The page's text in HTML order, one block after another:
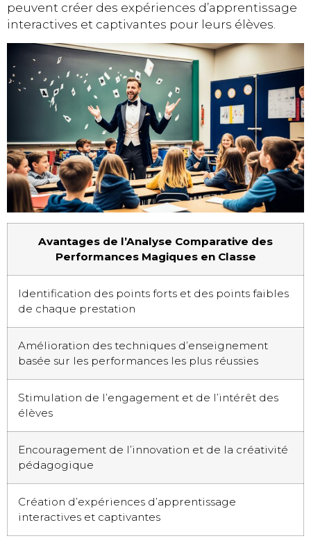
peuvent créer des expériences d’apprentissage
interactives et captivantes pour leurs élèves.
Avantages de l’Analyse Comparative des
Performances Magiques en Classe
Identification des points forts et des points faibles
de chaque prestation
Amélioration des techniques d’enseignement
basée sur les performances les plus réussies
Stimulation de l’engagement et de l’intérêt des
élèves
Encouragement de l’innovation et de la créativité
pédagogique
Création d’expériences d’apprentissage
interactives et captivantes